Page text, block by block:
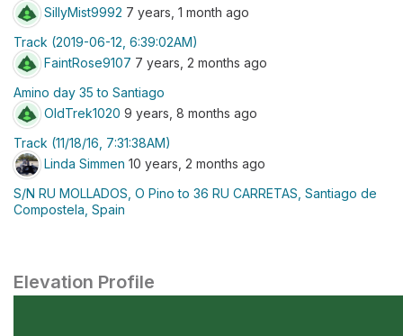
SillyMist9992 7 years, 1 month ago
Track (2019-06-12, 6:39:02AM)
FaintRose9107 7 years, 2 months ago
Amino day 35 to Santiago
OldTrek1020 9 years, 8 months ago
Track (11/18/16, 7:31:38AM)
Linda Simmen 10 years, 2 months ago
S/N RU MOLLADOS, O Pino to 36 RU CARRETAS, Santiago de
Compostela, Spain
Elevation Profile